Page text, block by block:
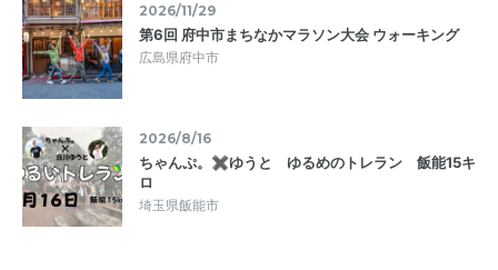
2026/11/29
第6回 府中市まちなかマラソン大会 ウォーキング
広島県府中市
2026/8/16
ちゃんぷ。✖ゆうと ゆるめのトレラン 飯能15キ
ロ
埼玉県飯能市